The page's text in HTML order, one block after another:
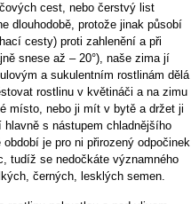
cest, nebo čerstvý list
dlouhodobě, protože jinak působí
cesty) proti zahlenění a při
snese až – 20°), naše zima jí
a sukulentním rostlinám dělá
rostlinu v květináči a na zimu
místo, nebo ji mít v bytě a držet ji
s nástupem chladnějšího
je pro ni přirozený odpočinek
tudíž se nedočkáte významného
černých, lesklých semen.